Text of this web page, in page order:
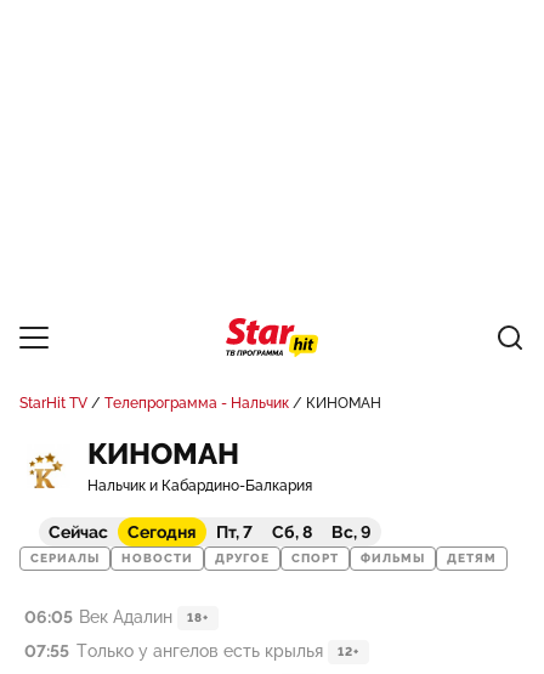
StarHit TV Телепрограмма - Нальчик КИНОМАН
КИНОМАН
Нальчик и Кабардино-Балкария
Сейчас Сегодня Пт, 7 Сб, 8 Вс, 9
СЕРИАЛЫ НОВОСТИ ДРУГОЕ СПОРТ ФИЛЬМЫ ДЕТЯМ
06:05 Век Адалин 18+
07:55 Только у ангелов есть крылья 12+